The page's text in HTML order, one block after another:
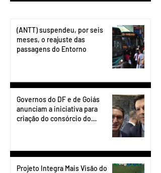
(ANTT) suspendeu, por seis
meses, o reajuste das
passagens do Entorno
Governos do DF e de Goiás
anunciam a iniciativa para
criação do consórcio do
Projeto Integra Mais Visão do